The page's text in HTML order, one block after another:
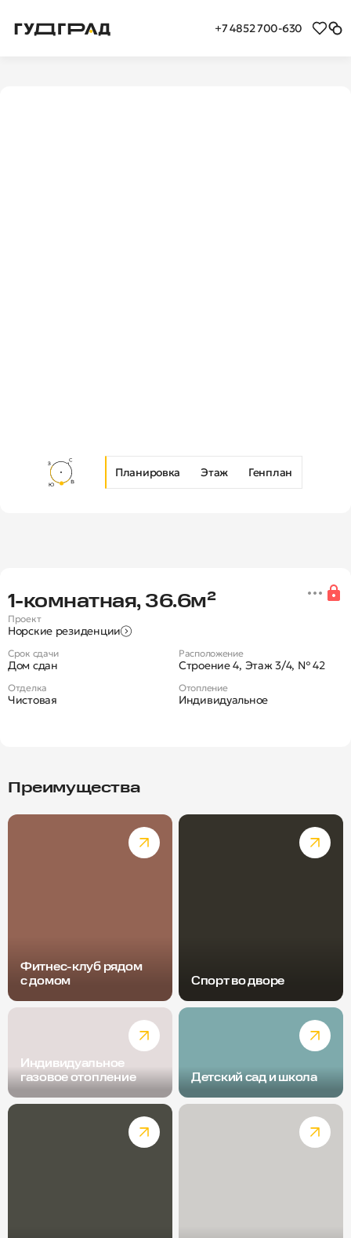
+7 4852 700-630
Планировка Этаж Генплан
Новая 1-комнатная квартира в
1‑комнатная, 36.6м²
Проект
Норские резиденции
Срок сдачи
Дом сдан
Расположение
Строение 4, Этаж 3/4, № 42
Отделка
Чистовая
Отопление
Индивидуальное
Преимущества
Фитнес-клуб рядом
с домом
Спорт во дворе
Индивидуальное
газовое отопление
Детский сад и школа